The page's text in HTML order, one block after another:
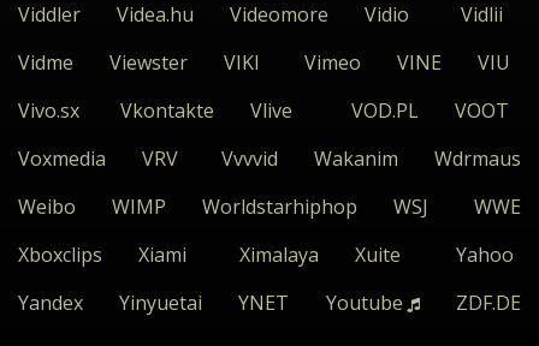
Viddler
Videa.hu Videomore Vidio
Vidlii
Vidme
Viewster VIKI Vimeo VINE
VIU
Vivo.sx
Vkontakte Vlive VOD.PL
VOOT
Voxmedia
VRV Vvvvid Wakanim
Wdrmaus
Weibo
WIMP Worldstarhiphop WSJ
WWE
Xboxclips
Xiami Ximalaya Xuite
Yahoo
Yandex
Yinyuetai YNET Youtube ZDF.DE